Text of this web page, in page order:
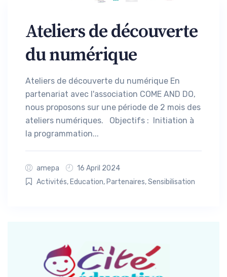
Ateliers de découverte
du numérique
Ateliers de découverte du numérique En
partenariat avec l'association COME AND DO,
nous proposons sur une période de 2 mois des
ateliers numériques. Objectifs : Initiation à
la programmation...
amepa
16 April 2024
Activités, Education, Partenaires,Sensibilisation